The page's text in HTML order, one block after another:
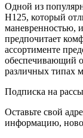
Одной из
H125, который
маневренностью,
предпочитает
ассортименте
обеспечивающий
различных типах
Подписка на
Оставьте свой
информацию,